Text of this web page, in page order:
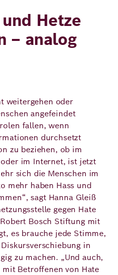
Hetze
– analog
weitergehen oder
angefeindet
fallen, wenn
durchsetzt
zu beziehen, ob im
im Internet, ist jetzt
sich die Menschen im
mehr haben Hass und
sagt Hanna Gleiß
gegen Hate
Bosch Stiftung mit
es brauche jede Stimme,
in
zu machen. „Und auch,
Betroffenen von Hate